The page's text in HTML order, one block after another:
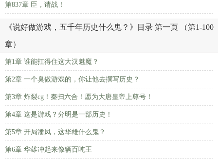
第837章 臣，请战！
《说好做游戏，五千年历史什么鬼？》目录 第一页 （第1-100
章）
第1章 谁能扛得住这大汉魅魔？
第2章 一个臭做游戏的，你让他去撰写历史？
第3章 炸裂cg！秦扫六合！愿为大唐皇帝上尊号！
第4章 这是游戏？分明是一部历史！
第5章 开局潘凤，这华雄什么鬼？
第6章 华雄冲起来像辆百吨王